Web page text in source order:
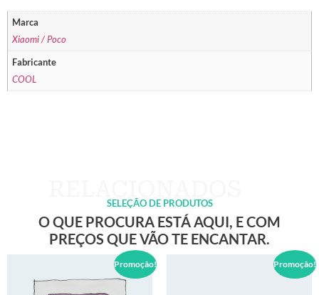
Marca
Xiaomi / Poco
Fabricante
COOL
SELEÇÃO DE PRODUTOS
O QUE PROCURA ESTÁ AQUI, E COM
PREÇOS QUE VÃO TE ENCANTAR.
Promoção! Promoção!